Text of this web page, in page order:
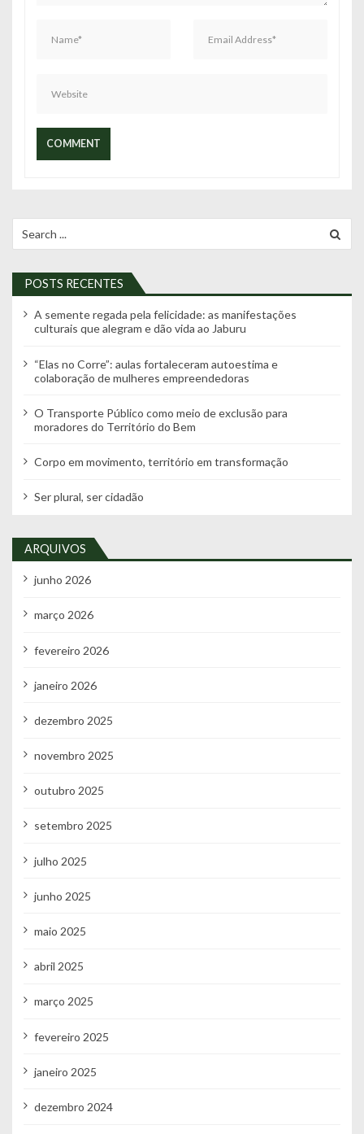
for:
POSTS RECENTES
A semente regada pela felicidade: as manifestações
culturais que alegram e dão vida ao Jaburu
“Elas no Corre”: aulas fortaleceram autoestima e
colaboração de mulheres empreendedoras
O Transporte Público como meio de exclusão para
moradores do Território do Bem
Corpo em movimento, território em transformação
Ser plural, ser cidadão
ARQUIVOS
junho 2026
março 2026
fevereiro 2026
janeiro 2026
dezembro 2025
novembro 2025
outubro 2025
setembro 2025
julho 2025
junho 2025
maio 2025
abril 2025
março 2025
fevereiro 2025
janeiro 2025
dezembro 2024